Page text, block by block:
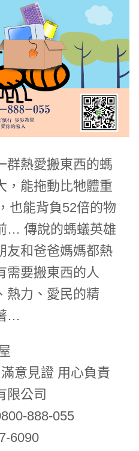
群熱愛搬東西的螞
，能拖動比牠體重
也能背負52倍的物
… 傳說的螞蟻英雄
友和爸爸媽媽都熱
需要搬東西的人
熱力、愛民的精
…
意見證 用心負責
限公司
888-055
6090